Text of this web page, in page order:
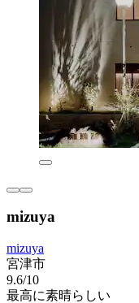
mizuya
mizuya
宮津市
9.6/10
最高に素晴らしい